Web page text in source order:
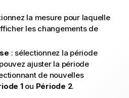
la mesure pour laquelle
les changements de
: sélectionnez la période
ajuster la période
de nouvelles
1ou Période 2.